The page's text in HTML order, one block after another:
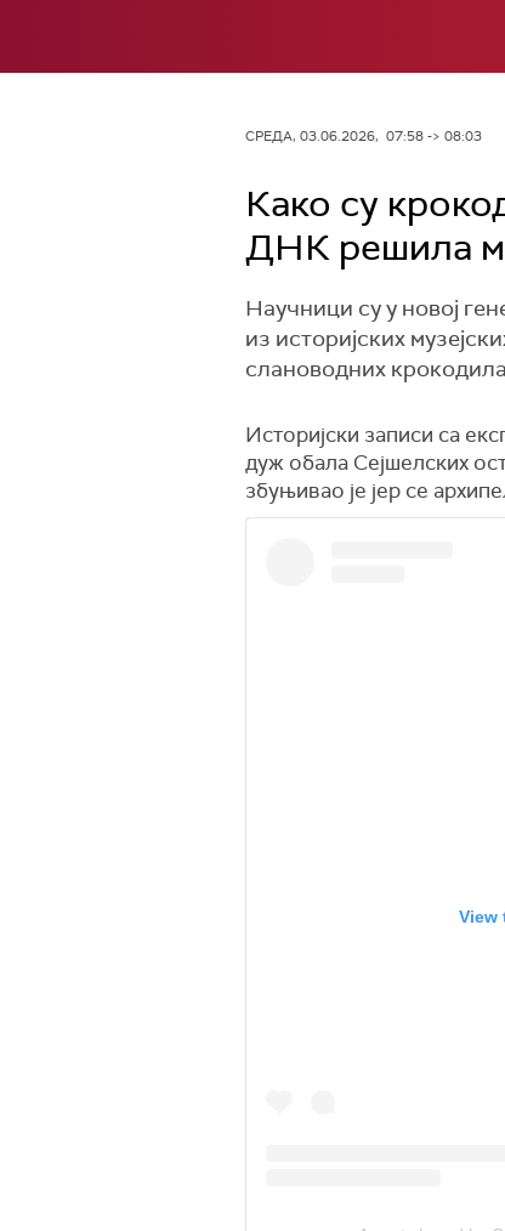
СРЕДА, 03.06.2026, 07:58 -> 08:03
Како су
ДНК решила
Научници су у новој
из историјских
слановодних
Историјски записи са
дуж обала Сејшелских
збуњивао је јер се
View